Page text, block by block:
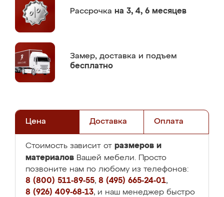
Рассрочка на 3, 4, 6 месяцев
Замер, доставка и подъем
бесплатно
Цена Доставка Оплата
Стоимость зависит от размеров и
материалов Вашей мебели. Просто
позвоните нам по любому из телефонов:
8 (800) 511-89-55, 8 (495) 665-24-01,
8 (926) 409-68-13, и наш менеджер быстро